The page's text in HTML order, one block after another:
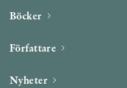
Böcker
Författare
Nyheter